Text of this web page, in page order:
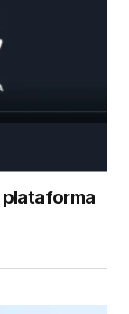
plataforma